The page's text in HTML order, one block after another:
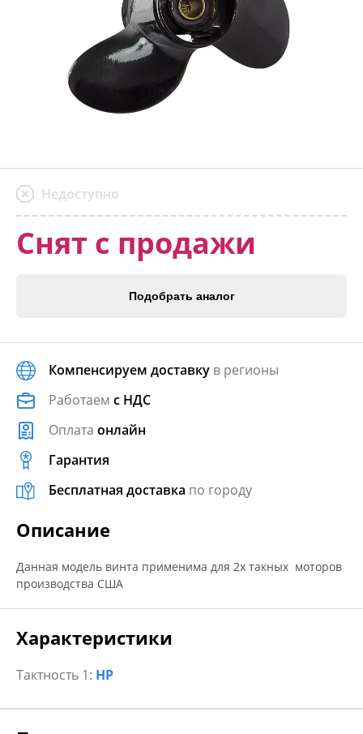
Недоступно
Снят с продажи
Подобрать аналог
Компенсируем доставку в регионы
Работаем с НДС
Оплата онлайн
Гарантия
Бесплатная доставка по городу
Описание
Данная модель винта применима для 2х такных моторов
производства США
Характеристики
Тактность 1: НР